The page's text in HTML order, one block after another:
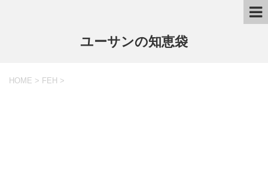
ユーサンの知恵袋
HOME > FEH >